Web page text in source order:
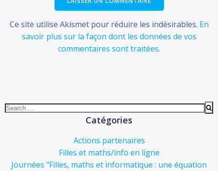
Ce site utilise Akismet pour réduire les indésirables. En
savoir plus sur la façon dont les données de vos
commentaires sont traitées.
Search
Catégories
Actions partenaires
Filles et maths/info en ligne
Journées "Filles, maths et informatique : une équation